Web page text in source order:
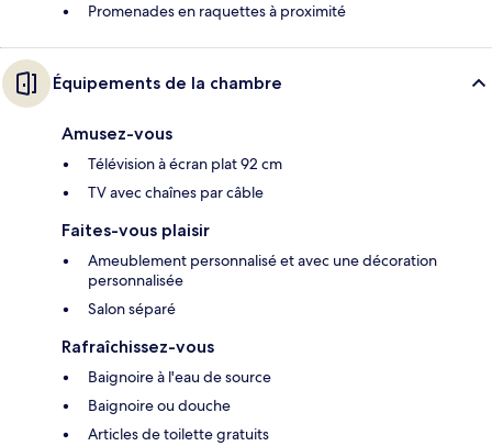
Promenades en raquettes à proximité
Équipements de la chambre
Amusez-vous
Télévision à écran plat 92 cm
TV avec chaînes par câble
Faites-vous plaisir
Ameublement personnalisé et avec une décoration
personnalisée
Salon séparé
Rafraîchissez-vous
Baignoire à l'eau de source
Baignoire ou douche
Articles de toilette gratuits